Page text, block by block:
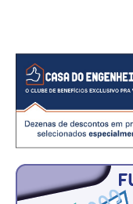
CONSÓRCIOS
CAMPANHAS SALARIAIS
PALAVRA DO MURILO